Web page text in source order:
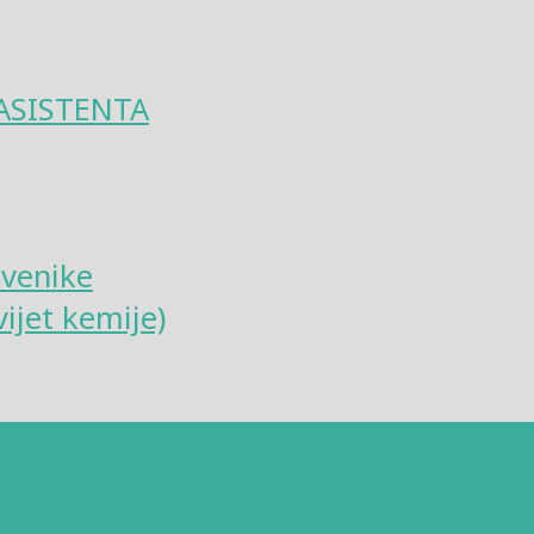
kemije)